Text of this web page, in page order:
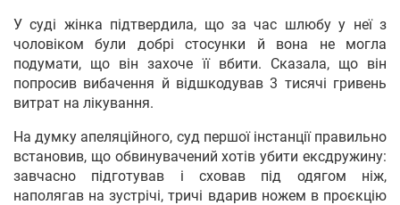
У суді жінка підтвердила, що за час шлюбу у неї з
чоловіком були добрі стосунки й вона не могла
подумати, що він захоче її вбити. Сказала, що він
попросив вибачення й відшкодував 3 тисячі гривень
витрат на лікування.
На думку апеляційного, суд першої інстанції правильно
встановив, що обвинувачений хотів убити ексдружину:
завчасно підготував і сховав під одягом ніж,
наполягав на зустрічі, тричі вдарив ножем в проєкцію